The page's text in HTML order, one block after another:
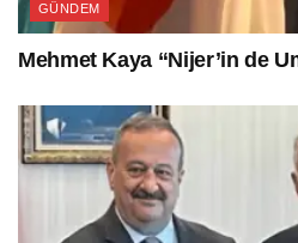
GÜNDEM
Mehmet Kaya “Nijer’in de